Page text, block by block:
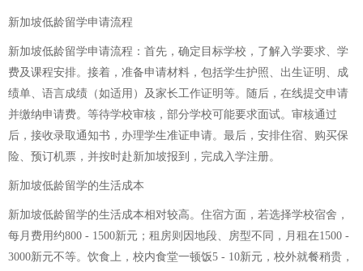
新加坡低龄留学申请流程
新加坡低龄留学申请流程：首先，确定目标学校，了解入学要求、学
费及课程安排。接着，准备申请材料，包括学生护照、出生证明、成
绩单、语言成绩（如适用）及家长工作证明等。随后，在线提交申请
并缴纳申请费。等待学校审核，部分学校可能要求面试。审核通过
后，接收录取通知书，办理学生准证申请。最后，安排住宿、购买保
险、预订机票，并按时赴新加坡报到，完成入学注册。
新加坡低龄留学的生活成本
新加坡低龄留学的生活成本相对较高。住宿方面，若选择学校宿舍，
每月费用约800 - 1500新元；租房则因地段、房型不同，月租在1500 -
3000新元不等。饮食上，校内食堂一顿饭5 - 10新元，校外就餐稍贵，